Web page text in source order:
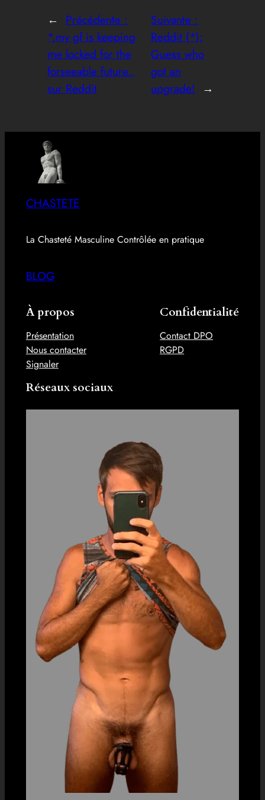
← Précédente :
*,my gf is keeping
me locked for the
forseeable future..
sur Reddit
Suivante :
Reddit (*):
Guess who
got an
upgrade!
→
CHASTETE
La Chasteté Masculine Contrôlée en pratique
BLOG
À propos
Présentation
Nous contacter
Signaler
Confidentialité
Contact DPO
RGPD
Réseaux sociaux